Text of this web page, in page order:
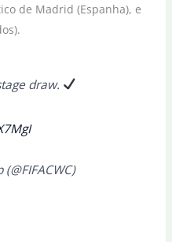
de Madrid (Espanha), e
draw.